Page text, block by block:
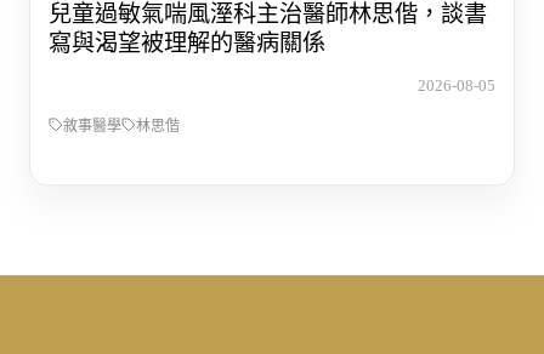
兒童過敏氣喘風溼科主治醫師林思偕，談書
寫與渴望被理解的醫病關係
2026-08-05
敘事醫學 林思偕